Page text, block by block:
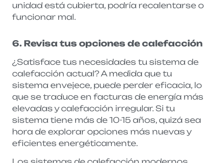
unidad está cubierta, podría recalentarse o
funcionar mal.
6. Revisa tus opciones de calefacción
¿Satisface tus necesidades tu sistema de
calefacción actual? A medida que tu
sistema envejece, puede perder eficacia, lo
que se traduce en facturas de energía más
elevadas y calefacción irregular. Si tu
sistema tiene más de 10-15 años, quizá sea
hora de explorar opciones más nuevas y
eficientes energéticamente.